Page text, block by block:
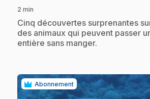
2 min
.Cinq découvertes surprenantes
des animaux qui peuvent passer
entière sans manger.
Abonnement